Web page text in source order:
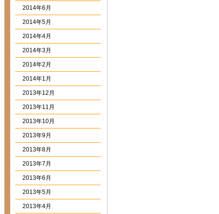
2014年6月
2014年5月
2014年4月
2014年3月
2014年2月
2014年1月
2013年12月
2013年11月
2013年10月
2013年9月
2013年8月
2013年7月
2013年6月
2013年5月
2013年4月